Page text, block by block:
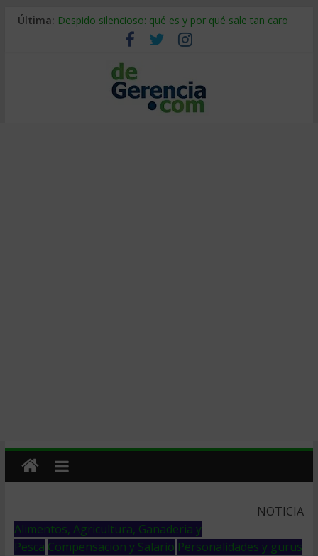
Última: Despido silencioso: qué es y por qué sale tan caro
La economía de Venezuela después del terremoto
Los 8 pasos de Kotter: liderar el cambio sin fracasar
Gestión de proyectos con IA: qué cambia en el oficio
IA y creatividad: cómo evitar que todos piensen igual
NOTICIA
Alimentos, Agricultura, Ganaderia y
Pesca Compensacion y Salario Personalidades y gurus